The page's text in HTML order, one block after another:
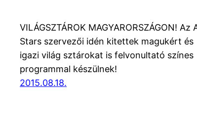
VILÁGSZTÁROK MAGYARORSZÁGON! Az
Stars szervezői idén kitettek magukért és
igazi világ sztárokat is felvonultató színes
programmal készülnek!
2015.08.18.